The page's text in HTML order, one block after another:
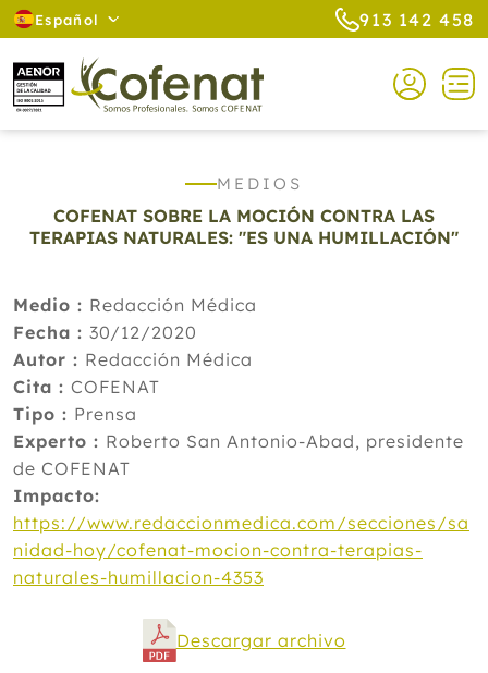
Español 913 142 458
MEDIOS
COFENAT SOBRE LA MOCIÓN CONTRA LAS
TERAPIAS NATURALES: "ES UNA HUMILLACIÓN"
Medio : Redacción Médica
Fecha : 30/12/2020
Autor : Redacción Médica
Cita : COFENAT
Tipo : Prensa
Experto : Roberto San Antonio-Abad, presidente
de COFENAT
Impacto:
https://www.redaccionmedica.com/secciones/sa
nidad-hoy/cofenat-mocion-contra-terapias-
naturales-humillacion-4353
Descargar archivo